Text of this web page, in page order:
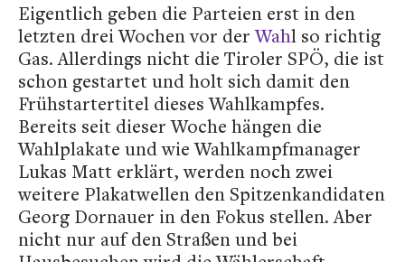
Eigentlich geben die Parteien erst in den
letzten drei Wochen vor derWahl so richtig
Gas. Allerdings nicht die Tiroler SPÖ, die ist
schon gestartet und holt sich damit den
Frühstartertitel dieses Wahlkampfes.
Bereits seit dieser Woche hängen die
Wahlplakate und wie Wahlkampfmanager
Lukas Matt erklärt, werden noch zwei
weitere Plakatwellen den Spitzenkandidaten
Georg Dornauer in den Fokus stellen. Aber
nicht nur auf den Straßen und bei